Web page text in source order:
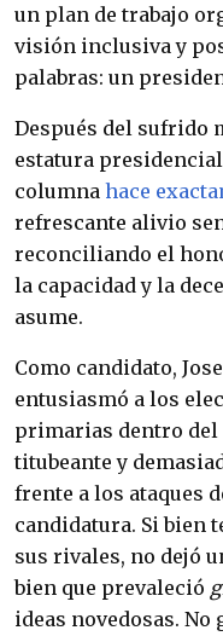
un plan de trabajo
visión inclusiva y
palabras: un
Después del sufrido
estatura
columna hace
refrescante alivio
reconciliando el
la capacidad y la
asume.
Como candidato,
entusiasmó a los
primarias dentro del
titubeante y
frente a los ataques
candidatura. Si bien
sus rivales, no dejó
bien que prevaleció
ideas novedosas.